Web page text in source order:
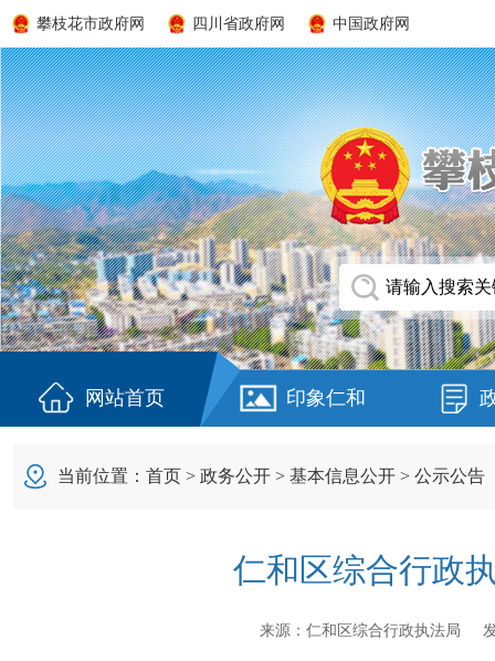
攀枝花市政府网 四川省政府网 中国政府网
网站首页 印象仁和
当前位置： 首页 > 政务公开 > 基本信息公开 > 公示公告
仁和区综合行政
来源： 仁和区综合行政执法局 发